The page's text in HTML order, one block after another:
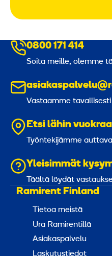
0800 171 414
Soita meille, olemme
Vastaamme
Etsi lähin
Työntekijämme
Yleisimmät
Täältä löydät
Ramirent Finland
Tietoa meistä
Ura Ramirentillä
Asiakaspalvelu
Laskutustiedot